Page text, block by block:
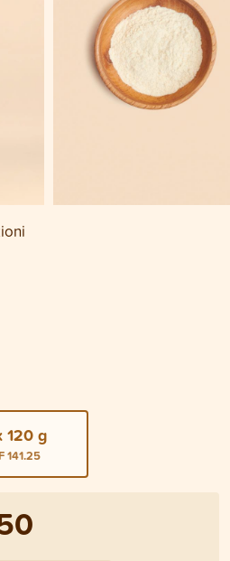
120 g
141.25